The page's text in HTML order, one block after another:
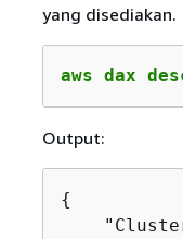
yang disediakan.
aws dax
Output:
{